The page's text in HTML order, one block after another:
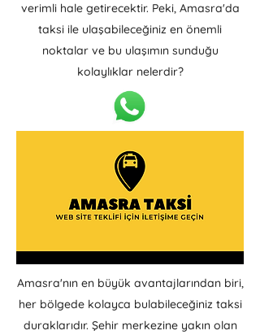
verimli hale getirecektir. Peki, Amasra'da
taksi ile ulaşabileceğiniz en önemli
noktalar ve bu ulaşımın sunduğu
kolaylıklar nelerdir?
Amasra'nın en büyük avantajlarından biri,
her bölgede kolayca bulabileceğiniz taksi
duraklarıdır. Şehir merkezine yakın olan